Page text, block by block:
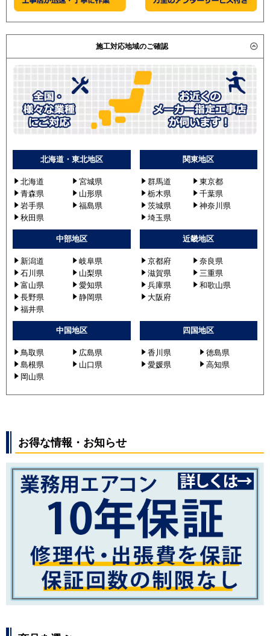
施工対応地域のご確認
北海道・東北地区
北海道
宮城県
青森県
山形県
岩手県
福島県
秋田県
関東地区
群馬道
東京都
栃木県
千葉県
茨城県
神奈川県
埼玉県
中部地区
新潟道
岐阜県
石川県
山梨県
富山県
愛知県
長野県
静岡県
福井県
近畿地区
京都府
奈良県
滋賀県
三重県
兵庫県
和歌山県
大阪府
中国地区
鳥取県
広島県
島根県
山口県
岡山県
四国地区
香川県
徳島県
愛媛県
高知県
お得な情報・お知らせ